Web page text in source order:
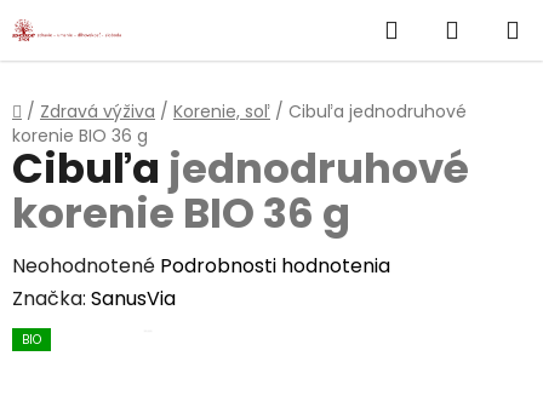
Prejsť
na
Hľadať
KOŠÍK
Domov
/ Zdravá výživa / Korenie, soľ / Cibuľa jednodruhové
korenie BIO 36 g
Cibuľa jednodruhové
korenie BIO 36 g
Priemerné
hodnotenie
produktu
Neohodnotené Podrobnosti hodnotenia
Značka: SanusVia
BIO